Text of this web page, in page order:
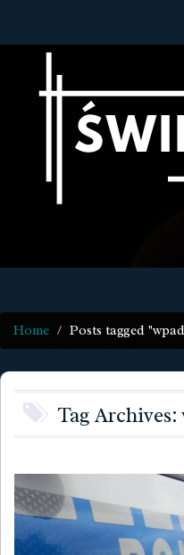
Home Posts tagged
Tag Archives: